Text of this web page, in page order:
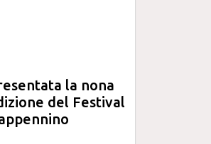
la nona
del Festival